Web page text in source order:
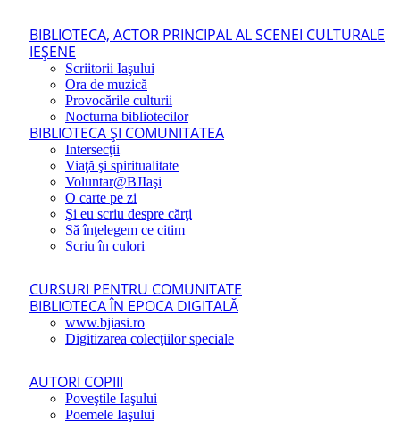
BIBLIOTECA, ACTOR PRINCIPAL AL SCENEI CULTURALE
IEŞENE
Scriitorii Iaşului
Ora de muzică
Provocările culturii
Nocturna bibliotecilor
BIBLIOTECA ŞI COMUNITATEA
Intersecţii
Viaţă şi spiritualitate
Voluntar@BJIaşi
O carte pe zi
Şi eu scriu despre cărţi
Să înţelegem ce citim
Scriu în culori
CURSURI PENTRU COMUNITATE
BIBLIOTECA ÎN EPOCA DIGITALĂ
www.bjiasi.ro
Digitizarea colecţiilor speciale
AUTORI COPIII
Poveştile Iaşului
Poemele Iaşului